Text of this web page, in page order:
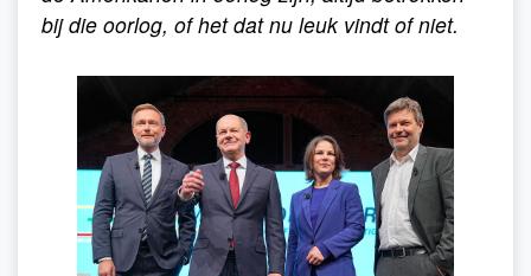
bij die oorlog, of het dat nu leuk vindt of niet.